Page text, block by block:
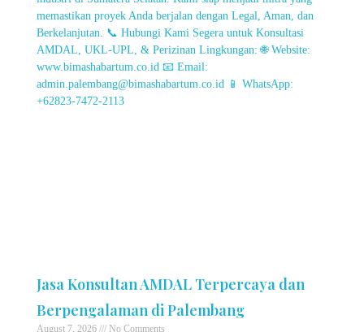
Jasa Konsultan AMDAL Terpercaya dan
Berpengalaman di Palembang
August 7, 2026 No Comments